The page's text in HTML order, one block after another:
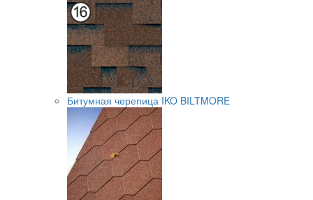
Битумная черепица IKO BILTMORE